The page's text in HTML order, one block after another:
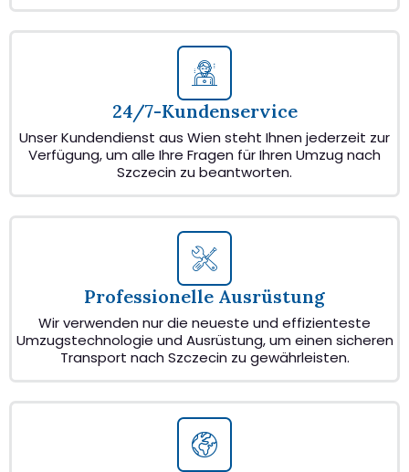
24/7-Kundenservice
Unser Kundendienst aus Wien steht Ihnen jederzeit zur
Verfügung, um alle Ihre Fragen für Ihren Umzug nach
Szczecin zu beantworten.
Professionelle Ausrüstung
Wir verwenden nur die neueste und effizienteste
Umzugstechnologie und Ausrüstung, um einen sicheren
Transport nach Szczecin zu gewährleisten.